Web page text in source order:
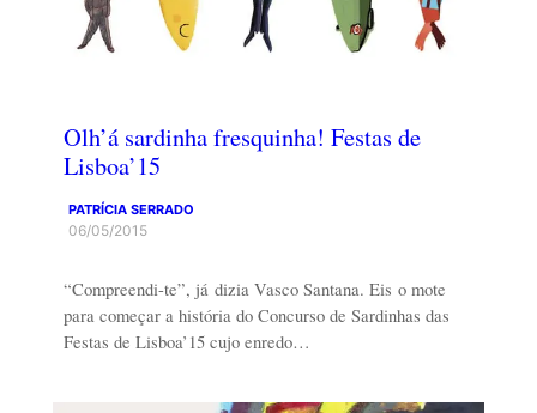
Olh’á sardinha fresquinha! Festas de
Lisboa’15
PATRÍCIA SERRADO
06/05/2015
“Compreendi-te”, já dizia Vasco Santana. Eis o mote
para começar a história do Concurso de Sardinhas das
Festas de Lisboa’15 cujo enredo…